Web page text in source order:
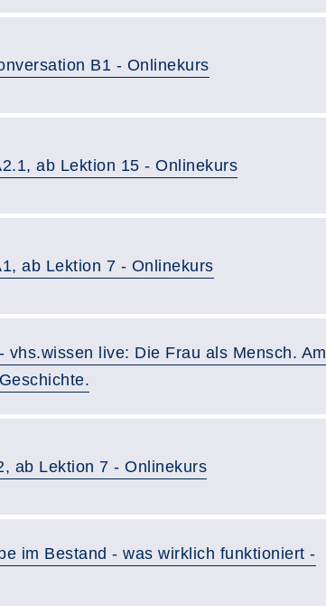
B1 - Onlinekurs
ab Lektion 15 - Onlinekurs
ab Lektion 7 - Onlinekurs
vhs.wissen live: Die Frau als Mensch. Am
ab Lektion 7 - Onlinekurs
im Bestand - was wirklich funktioniert -